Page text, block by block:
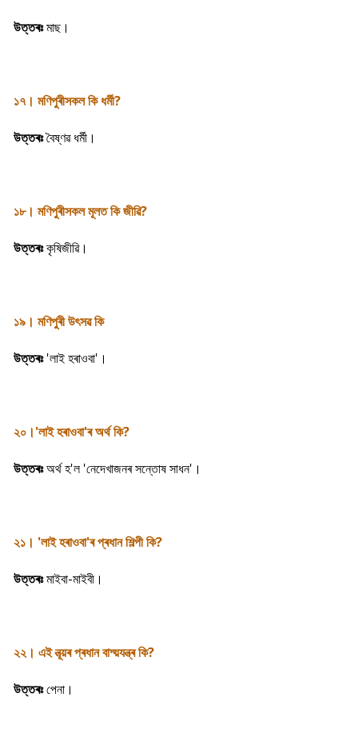
উত্তৰঃমাছ।
১৭। মণিপুৰীসকল কি ধৰ্মী?
উত্তৰঃবৈষ্ণৱ ধৰ্মী।
১৮। মণিপুৰীসকল মূলত কি জীৱি?
উত্তৰঃকৃষিজীৱি।
১৯। মণিপুৰী উৎসৱ কি
উত্তৰঃ'লাই হৰাওবা'।
২০।'লাই হৰাওবা'ৰ অৰ্থ কি?
উত্তৰঃঅৰ্থ হ'ল 'নেদেখাজনৰ সন্তোষ সাধন'।
২১। 'লাই হৰাওবা'ৰ প্ৰধান শিল্পী কি?
উত্তৰঃমাইবা-মাইবী।
২২। এই নূত্য়ৰ প্ৰধান বাদ্য়যন্ত্ৰ কি?
উত্তৰঃপেনা।